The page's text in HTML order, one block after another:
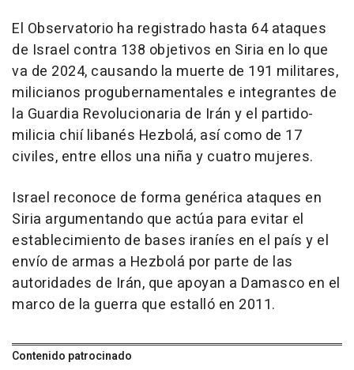
El Observatorio ha registrado hasta 64 ataques
de Israel contra 138 objetivos en Siria en lo que
va de 2024, causando la muerte de 191 militares,
milicianos progubernamentales e integrantes de
la Guardia Revolucionaria de Irán y el partido-
milicia chií libanés Hezbolá, así como de 17
civiles, entre ellos una niña y cuatro mujeres.
Israel reconoce de forma genérica ataques en
Siria argumentando que actúa para evitar el
establecimiento de bases iraníes en el país y el
envío de armas a Hezbolá por parte de las
autoridades de Irán, que apoyan a Damasco en el
marco de la guerra que estalló en 2011.
Contenido patrocinado